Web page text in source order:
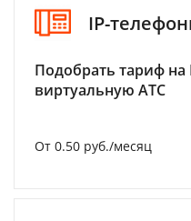
IP-
Подобрать тариф
виртуальную АТС
От 0.50 руб./месяц